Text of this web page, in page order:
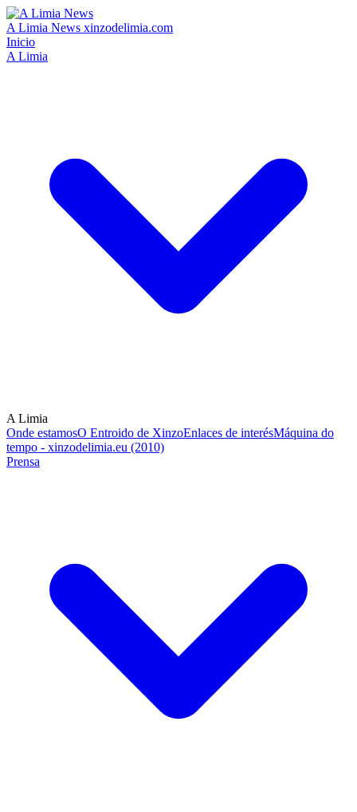
A Limia News xinzodelimia.com
Inicio
A Limia
A Limia
Onde estamosO Entroido de XinzoEnlaces de interésMáquina do
tempo - xinzodelimia.eu (2010)
Prensa